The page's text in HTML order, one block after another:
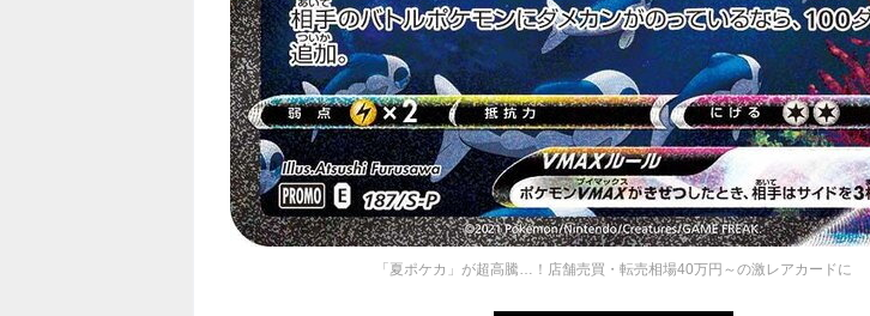
「夏ポケカ」が超高騰…！店舗売買・転売相場40万円～の激レアカードに